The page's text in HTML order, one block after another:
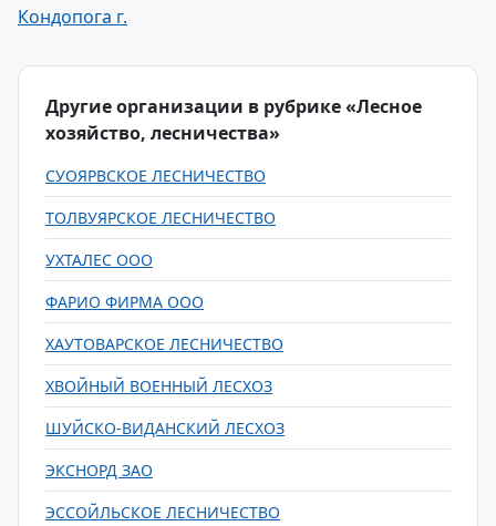
Кондопога г.
Другие организации в рубрике «Лесное
хозяйство, лесничества»
СУОЯРВСКОЕ ЛЕСНИЧЕСТВО
ТОЛВУЯРСКОЕ ЛЕСНИЧЕСТВО
УХТАЛЕС ООО
ФАРИО ФИРМА ООО
ХАУТОВАРСКОЕ ЛЕСНИЧЕСТВО
ХВОЙНЫЙ ВОЕННЫЙ ЛЕСХОЗ
ШУЙСКО-ВИДАНСКИЙ ЛЕСХОЗ
ЭКСНОРД ЗАО
ЭССОЙЛЬСКОЕ ЛЕСНИЧЕСТВО